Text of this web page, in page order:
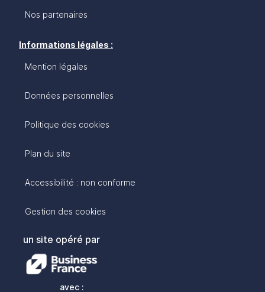
Nos partenaires
Informations légales :
Mention légales
Données personnelles
Politique des cookies
Plan du site
Accessibilité : non conforme
Gestion des cookies
un site opéré par
avec :